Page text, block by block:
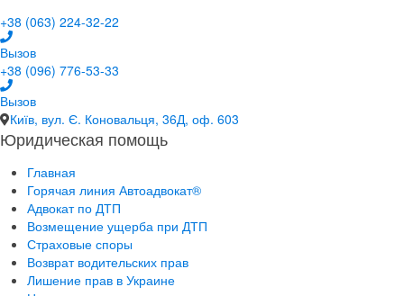
+38 (063) 224-32-22
Вызов
+38 (096) 776-53-33
Вызов
Київ, вул. Є. Коновальця, 36Д, оф. 603
Юридическая помощь
Главная
Горячая линия Автоадвокат®
Адвокат по ДТП
Возмещение ущерба при ДТП
Страховые споры
Возврат водительских прав
Лишение прав в Украине